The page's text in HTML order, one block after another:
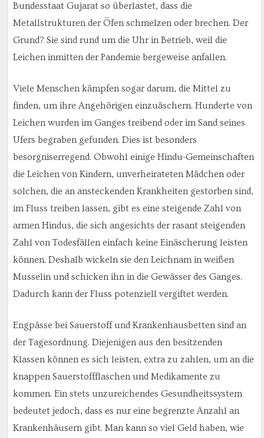
Bundesstaat Gujarat so überlastet, dass die
Metallstrukturen der Öfen schmelzen oder brechen. Der
Grund? Sie sind rund um die Uhr in Betrieb, weil die
Leichen inmitten der Pandemie bergeweise anfallen.
Viele Menschen kämpfen sogar darum, die Mittel zu
finden, um ihre Angehörigen einzuäschern. Hunderte von
Leichen wurden im Ganges treibend oder im Sand seines
Ufers begraben gefunden. Dies ist besonders
besorgniserregend. Obwohl einige Hindu-Gemeinschaften
die Leichen von Kindern, unverheirateten Mädchen oder
solchen, die an ansteckenden Krankheiten gestorben sind,
im Fluss treiben lassen, gibt es eine steigende Zahl von
armen Hindus, die sich angesichts der rasant steigenden
Zahl von Todesfällen einfach keine Einäscherung leisten
können. Deshalb wickeln sie den Leichnam in weißen
Musselin und schicken ihn in die Gewässer des Ganges.
Dadurch kann der Fluss potenziell vergiftet werden.
Engpässe bei Sauerstoff und Krankenhausbetten sind an
der Tagesordnung. Diejenigen aus den besitzenden
Klassen können es sich leisten, extra zu zahlen, um an die
knappen Sauerstoffflaschen und Medikamente zu
kommen. Ein stets unzureichendes Gesundheitssystem
bedeutet jedoch, dass es nur eine begrenzte Anzahl an
Krankenhäusern gibt. Man kann so viel Geld haben, wie